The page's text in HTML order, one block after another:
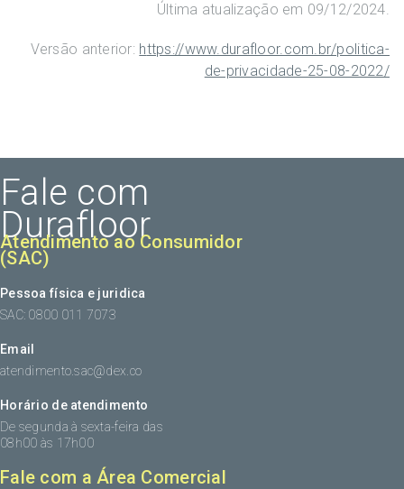
Última atualização em 09/12/2024.
Versão anterior: https://www.durafloor.com.br/politica-
de-privacidade-25-08-2022/
Fale com
Durafloor
Atendimento ao Consumidor
(SAC)
Pessoa física e juridica
SAC: 0800 011 7073
Email
atendimento.sac@dex.co
Horário de atendimento
De segunda à sexta-feira das
08h00 às 17h00
Fale com a Área Comercial